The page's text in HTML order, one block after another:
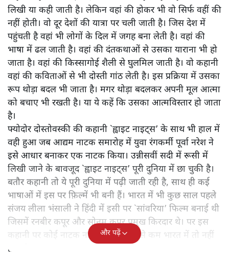
लिखी या कही जाती है। लेकिन वहां की होकर भी वो सिर्फ वहीं की
नहीं होती। वो दूर देशों की यात्रा पर चली जाती है। जिस देश में
पहुंचती है वहां भी लोगों के दिल में जगह बना लेती है। वहां की
भाषा में ढल जाती है। वहां की दंतकथाओं से उसका याराना भी हो
जाता है। वहां की किस्सागोई शैली से घुलमिल जाती है। वो कहानी
वहां की कविताओं से भी दोस्ती गांठ लेती है। इस प्रक्रिया में उसका
रूप थोड़ा बदल भी जाता है। मगर थोड़ा बदलकर अपनी मूल आत्मा
को बचाए भी रखती है। या ये कहें कि उसका आत्मविस्तार हो जाता
है।
फ्योदोर दोस्तोवस्की की कहानी `ह्वाइट नाइट्स’ के साथ भी हाल में
वही हुआ जब आद्यम नाटक समारोह में युवा रंगकर्मी पूर्वा नरेश ने
इसे आधार बनाकर एक नाटक किया। उन्नीसवीं सदी में रूसी में
लिखी जाने के बावजूद `ह्वाइट नाइट्स’ पूरी दुनिया में छा चुकी है।
बतौर कहानी तो ये पूरी दुनिया में पढ़ी जाती रही है, साथ ही कई
भाषाओं में इस पर फ़िल्में भी बनी हैं। भारत में भी कुछ साल पहले
संजय लीला भंसाली ने हिंदी में इसी पर `सांवरिया’ फिल्म बनाई थी
जिसमें रनबीर कपूर और सोनम कपूर प्रमुख किरदार थे। पर इस
कहानी पर कोई नाटक नहीं हुआ है। कम से कम भारत में तो नहीं
हुआ है।
और पढ़ें